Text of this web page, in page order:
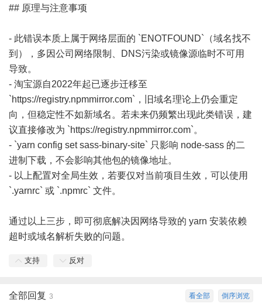
## 原理与注意事项
- 此错误本质上属于网络层面的 `ENOTFOUND`（域名找不
到），多因公司网络限制、DNS污染或镜像源临时不可用
导致。
- 淘宝源自2022年起已逐步迁移至
`https://registry.npmmirror.com`，旧域名理论上仍会重定
向，但稳定性不如新域名。若未来仍频繁出现此类错误，建
议直接修改为 `https://registry.npmmirror.com`。
- `yarn config set sass-binary-site` 只影响 node-sass 的二
进制下载，不会影响其他包的镜像地址。
- 以上配置对全局生效，若要仅对当前项目生效，可以使用
`.yarnrc` 或 `.npmrc` 文件。
通过以上三步，即可彻底解决因网络导致的 yarn 安装依赖
超时或域名解析失败的问题。
支持 反对
倒序浏览
看全部
全部回复 3